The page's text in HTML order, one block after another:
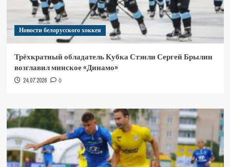
Новости белорусского хоккея
Трёхкратный обладатель Кубка Стэнли Сергей Брылин
возглавил минское «Динамо»
24.07.2026 0